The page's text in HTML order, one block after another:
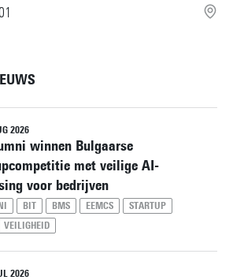
2026
winnen Bulgaarse
met veilige AI-
voor bedrijven
BIT BMS EEMCS
STARTUP
VEILIGHEID
2026